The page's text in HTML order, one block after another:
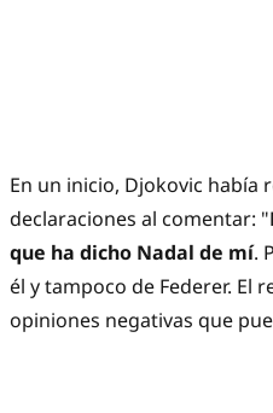
En un inicio, Djokovic había
declaraciones al comentar: "
que ha dicho Nadal de mí.
él y tampoco de Federer. El
opiniones negativas que